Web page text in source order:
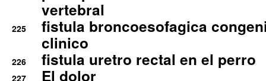
vertebral
225
fistula broncoesofagica
clinico
226 fistula uretro rectal en el perro
227 El dolor